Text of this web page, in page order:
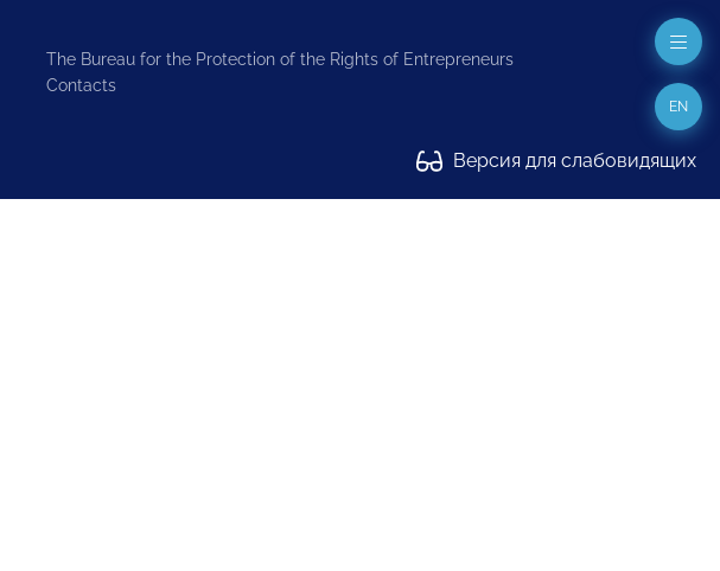
The Bureau for the Protection of the Rights of Entrepreneurs
Contacts
Версия для слабовидящих
EN